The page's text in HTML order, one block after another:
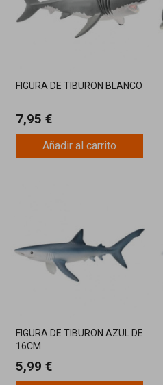
FIGURA DE TIBURON BLANCO
7,95 €
Añadir al carrito
FIGURA DE TIBURON AZUL DE
16CM
5,99 €